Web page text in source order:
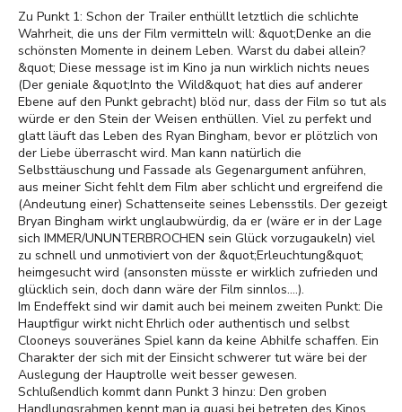
Zu Punkt 1: Schon der Trailer enthüllt letztlich die schlichte
Wahrheit, die uns der Film vermitteln will: &quot;Denke an die
schönsten Momente in deinem Leben. Warst du dabei allein?
&quot; Diese message ist im Kino ja nun wirklich nichts neues
(Der geniale &quot;Into the Wild&quot; hat dies auf anderer
Ebene auf den Punkt gebracht) blöd nur, dass der Film so tut als
würde er den Stein der Weisen enthüllen. Viel zu perfekt und
glatt läuft das Leben des Ryan Bingham, bevor er plötzlich von
der Liebe überrascht wird. Man kann natürlich die
Selbsttäuschung und Fassade als Gegenargument anführen,
aus meiner Sicht fehlt dem Film aber schlicht und ergreifend die
(Andeutung einer) Schattenseite seines Lebensstils. Der gezeigt
Bryan Bingham wirkt unglaubwürdig, da er (wäre er in der Lage
sich IMMER/UNUNTERBROCHEN sein Glück vorzugaukeln) viel
zu schnell und unmotiviert von der &quot;Erleuchtung&quot;
heimgesucht wird (ansonsten müsste er wirklich zufrieden und
glücklich sein, doch dann wäre der Film sinnlos....).
Im Endeffekt sind wir damit auch bei meinem zweiten Punkt: Die
Hauptfigur wirkt nicht Ehrlich oder authentisch und selbst
Clooneys souveränes Spiel kann da keine Abhilfe schaffen. Ein
Charakter der sich mit der Einsicht schwerer tut wäre bei der
Auslegung der Hauptrolle weit besser gewesen.
Schlußendlich kommt dann Punkt 3 hinzu: Den groben